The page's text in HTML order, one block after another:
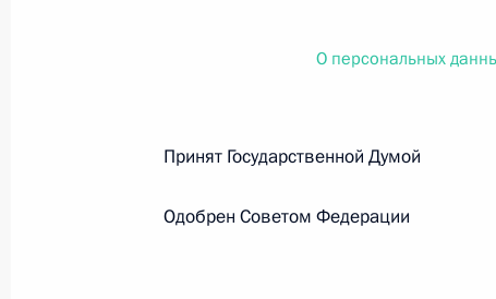
Федеральный закон от
О внесении изменений в Федеральный
юрисдикции в Российской Федерации»
О персональных
Принят Государственной
Одобрен Советом